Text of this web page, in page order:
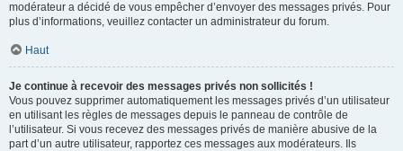
modérateur a décidé de vous empêcher d’envoyer des messages privés. Pour
plus d’informations, veuillez contacter un administrateur du forum.
Haut
Je continue à recevoir des messages privés non sollicités !
Vous pouvez supprimer automatiquement les messages privés d’un utilisateur
en utilisant les règles de messages depuis le panneau de contrôle de
l’utilisateur. Si vous recevez des messages privés de manière abusive de la
part d’un autre utilisateur, rapportez ces messages aux modérateurs. Ils